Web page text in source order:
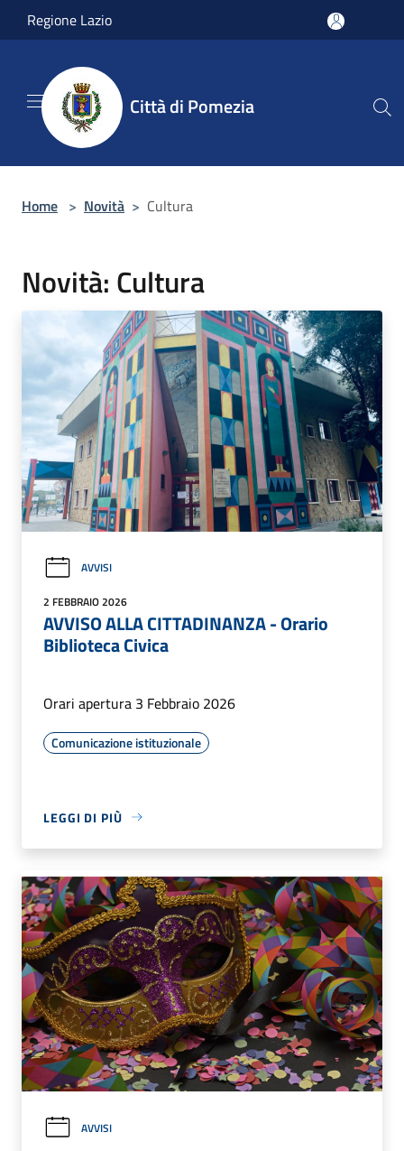
Salta al contenuto principale
Regione Lazio
Città di Pomezia
Home > Novità > Cultura
Novità: Cultura
AVVISI
2 FEBBRAIO 2026
AVVISO ALLA CITTADINANZA - Orario
Biblioteca Civica
Orari apertura 3 Febbraio 2026
Comunicazione istituzionale
LEGGI DI PIÙ
AVVISI